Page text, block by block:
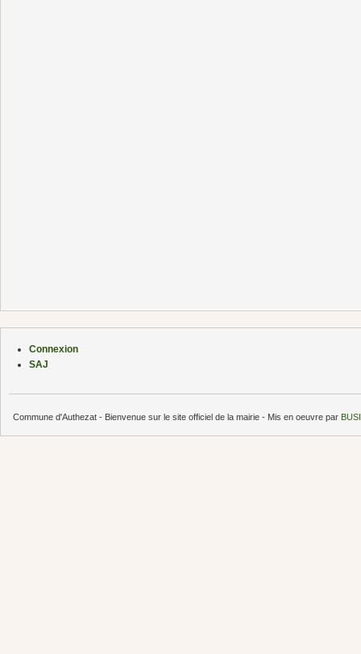
Connexion
SAJ
Commune d'Authezat - Bienvenue sur le site officiel de la mairie - Mis en oeuvre par